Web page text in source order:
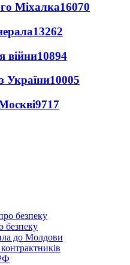
Міхалка16070
13262
війни10894
України10005
9717
безпеку
до Молдови